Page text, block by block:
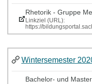
Rhetorik - Gruppe
Linkziel (URL):
https://
Wintersemester
Bachelor- und